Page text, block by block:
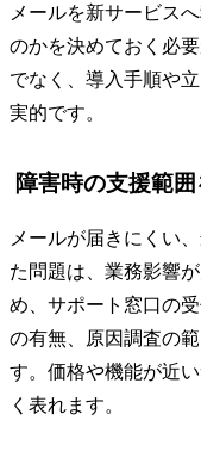
メールを新サービス
のかを決めておく必
でなく、導入手順や
実的です。
障害時の支援範
メールが届きにくい
た問題は、業務影響
め、サポート窓口の
の有無、原因調査の
す。価格や機能が近
く表れます。